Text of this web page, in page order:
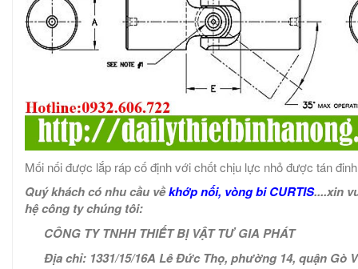
Mối nối được lắp ráp cố định với chốt chịu lực nhỏ được tán
Quý khách có nhu cầu vềkhớp nối, vòng bi CURTIS....xin
hệ công ty chúng tôi:
CÔNG TY TNHH THIẾT BỊ VẬT TƯ GIA PHÁT
Địa chỉ: 1331/15/16A Lê Đức Thọ, phường 14, quận Gò